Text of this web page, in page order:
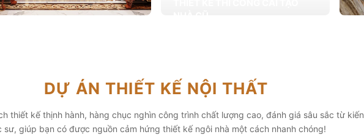
Xem chi tiết
DỰ ÁN THIẾT KẾ NỘI THẤT
thiết kế thịnh hành, hàng chục nghìn công trình chất lượng cao, đánh giá sâu sắc từ kiến
sư, giúp bạn có được nguồn cảm hứng thiết kế ngôi nhà một cách nhanh chóng!